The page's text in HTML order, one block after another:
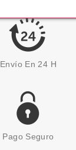
Envío En 24 H
Pago Seguro